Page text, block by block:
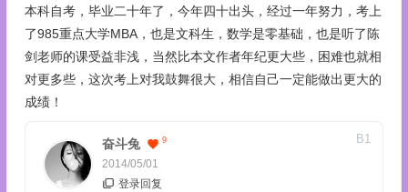
本科自考，毕业二十年了，今年四十出头，经过一年努力，考上
了985重点大学MBA，也是文科生，数学是零基础，也是听了陈
剑老师的课受益非浅，当然比本文作者年纪更大些，困难也就相
对更多些，这次考上对我鼓舞很大，相信自己一定能做出更大的
成绩！
奋斗兔 9
2014/05/01
B1
登录回复